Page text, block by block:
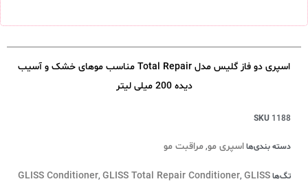
اسپری دو فاز گلیس مدل Total Repair مناسب موهای خشک و آسیب
دیده 200 میلی لیتر
SKU 1188
دسته بندی‌هااسپری مو,مراقبت مو
تگ‌ها GLISS Conditioner, GLISS Total Repair Conditioner, GLISS